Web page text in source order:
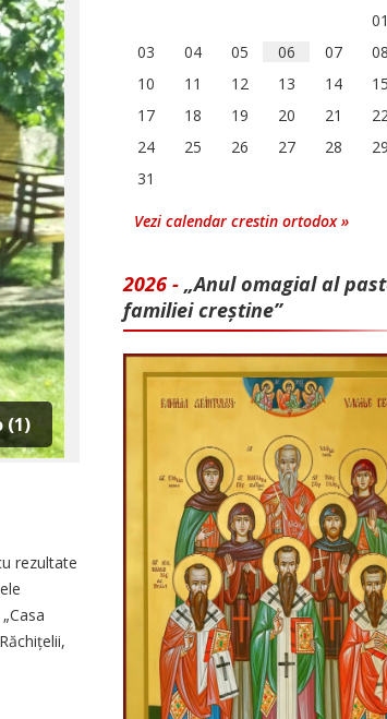
(1)
rezultate
01
03
04 05 06 07 08
10
11 12 13 14 15
17
18 19 20 21
24
25 26 27 28 29
31
Vezi calendar crestin ortodox »
2026 - „Anul omagial al
familiei creștine”